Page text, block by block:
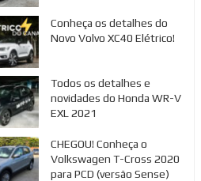
Conheça os detalhes do
Novo Volvo XC40 Elétrico!
Todos os detalhes e
novidades do Honda WR-V
EXL 2021
CHEGOU! Conheça o
Volkswagen T-Cross 2020
para PCD (versão Sense)